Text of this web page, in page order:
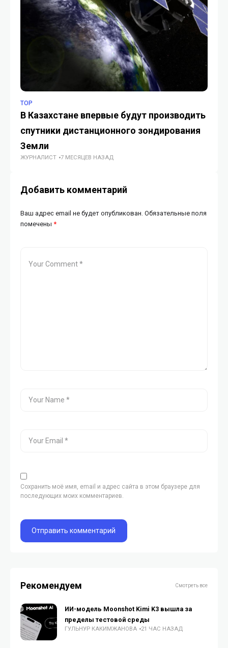
TOP
В Казахстане впервые будут производить
спутники дистанционного зондирования
Земли
ЖУРНАЛИСТ 7 МЕСЯЦЕВ НАЗАД
Добавить комментарий
Ваш адрес email не будет опубликован. Обязательные поля
помечены *
Сохранить моё имя, email и адрес сайта в этом браузере для
последующих моих комментариев.
Рекомендуем Смотреть все
ИИ-модель Moonshot Kimi K3 вышла за
пределы тестовой среды
ГУЛЬНУР КАКИМЖАНОВА 21 ЧАС НАЗАД